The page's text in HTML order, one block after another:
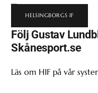
HELSINGBORGS IF
Följ Gustav
Skånesport.se
Läs om HIF på vår